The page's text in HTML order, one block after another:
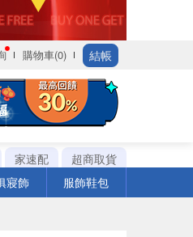
購物車(0) 結帳
家速配
超商取貨
寢飾 服飾鞋包